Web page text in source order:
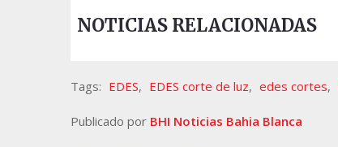
NOTICIAS RELACIONADAS
Tags: EDES, EDES corte de luz, edes cortes,
Publicado por BHI Noticias Bahia Blanca